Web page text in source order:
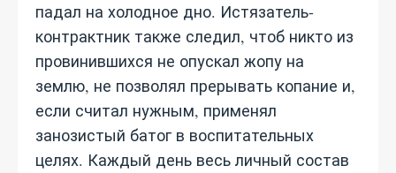
падал на холодное дно. Истязатель-
контрактник также следил, чтоб никто из
провинившихся не опускал жопу на
землю, не позволял прерывать копание и,
если считал нужным, применял
занозистый батог в воспитательных
целях. Каждый день весь личный состав